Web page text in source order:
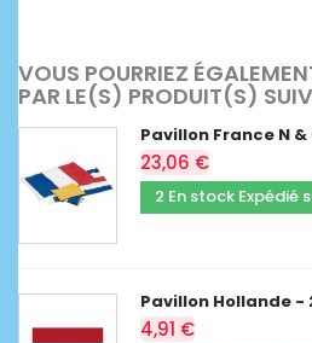
VOUS POURRIEZ
PAR LE(S) PRODUIT(S)
Pavillon France N
23,06 €
2 En stock Expédié
Pavillon Hollande -
4,91 €